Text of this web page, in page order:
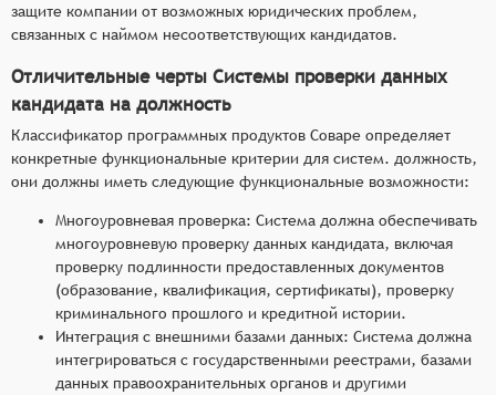
защите компании от возможных юридических проблем,
связанных с наймом несоответствующих кандидатов.
Отличительные черты Системы проверки данных
кандидата на должность
Классификатор программных продуктов Соваре определяет
конкретные функциональные критерии для систем. должность,
они должны иметь следующие функциональные возможности:
Многоуровневая проверка: Система должна обеспечивать
многоуровневую проверку данных кандидата, включая
проверку подлинности предоставленных документов
(образование, квалификация, сертификаты), проверку
криминального прошлого и кредитной истории.
Интеграция с внешними базами данных: Система должна
интегрироваться с государственными реестрами, базами
данных правоохранительных органов и другими